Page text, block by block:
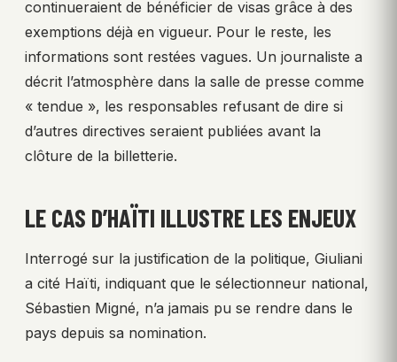
continueraient de bénéficier de visas grâce à des
exemptions déjà en vigueur. Pour le reste, les
informations sont restées vagues. Un journaliste a
décrit l’atmosphère dans la salle de presse comme
« tendue », les responsables refusant de dire si
d’autres directives seraient publiées avant la
clôture de la billetterie.
LE CAS D’HAÏTI ILLUSTRE LES ENJEUX
Interrogé sur la justification de la politique, Giuliani
a cité Haïti, indiquant que le sélectionneur national,
Sébastien Migné, n’a jamais pu se rendre dans le
pays depuis sa nomination.